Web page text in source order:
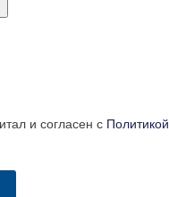
и согласен с Политикой